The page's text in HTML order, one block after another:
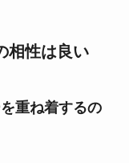
相性は良い
重ね着するの